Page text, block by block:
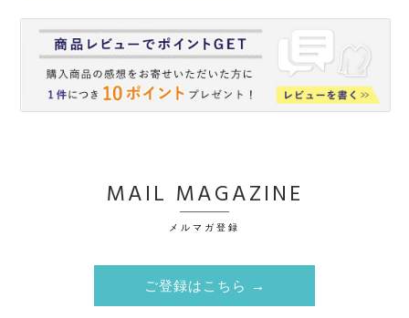
MAIL MAGAZINE
メルマガ登録
ご登録はこちら →